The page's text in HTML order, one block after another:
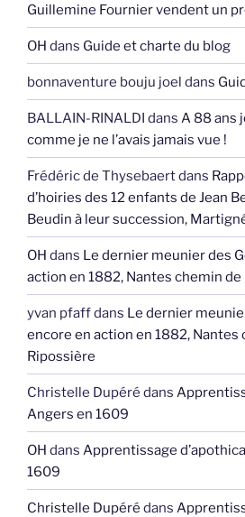
Guillemine Fournier vendent un
OH dans Guide et charte du blog
bonnaventure bouju joel dans
BALLAIN-RINALDI dans A 88 ans
comme je ne l’avais jamais vue !
Frédéric de Thysebaertdans
d’hoiries des 12 enfants de Jean
Beudin à leur succession,
OH dans Le dernier meunier des
action en 1882, Nantes chemin de
yvan pfaffdans Le dernier
encore en action en 1882, Nantes
Ripossière
Christelle Dupéré dans
Angers en 1609
OH dans Apprentissage
1609
Christelle Dupéré dans